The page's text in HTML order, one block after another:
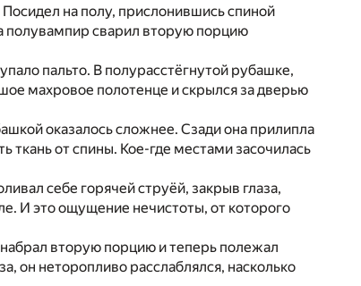
на полу, прислонившись спиной
полувампир сварил вторую порцию
пальто. В полурасстёгнутой рубашке,
махровое полотенце и скрылся за дверью
оказалось сложнее. Сзади она прилипла
от спины. Кое-где местами засочилась
себе горячей струёй, закрыв глаза,
И это ощущение нечистоты, от которого
вторую порцию и теперь полежал
он неторопливо расслаблялся, насколько